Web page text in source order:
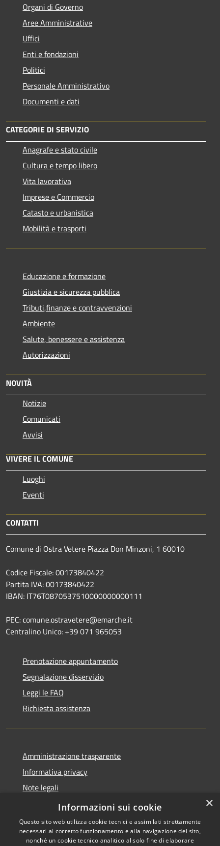
Organi di Governo
Aree Amministrative
Uffici
Enti e fondazioni
Politici
Personale Amministrativo
Documenti e dati
CATEGORIE DI SERVIZIO
Anagrafe e stato civile
Cultura e tempo libero
Vita lavorativa
Imprese e Commercio
Catasto e urbanistica
Mobilità e trasporti
Educazione e formazione
Giustizia e sicurezza pubblica
Tributi,finanze e contravvenzioni
Ambiente
Salute, benessere e assistenza
Autorizzazioni
NOVITÀ
Notizie
Comunicati
Avvisi
VIVERE IL COMUNE
Luoghi
Eventi
CONTATTI
Comune di Ostra Vetere Piazza Don Minzoni, 1 60010
Codice Fiscale: 00173840422
Partita IVA: 00173840422
IBAN: IT76T0870537510000000000111
PEC: comune.ostravetere@emarche.it
Centralino Unico: +39 071 965053
Prenotazione appuntamento
Segnalazione disservizio
Leggi le FAQ
Richiesta assistenza
Amministrazione trasparente
Informativa privacy
Note legali
Dichiarazione di accessibilità
×
Informazioni sui cookie
Questo sito web utilizza cookie tecnici e assimilati strettamente
necessari al corretto funzionamento e alla navigazione del sito,
nonché un cookie tecnico analitico al solo fine di elaborare